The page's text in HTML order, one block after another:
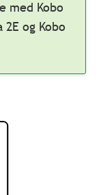
med Kobo
2E og Kobo